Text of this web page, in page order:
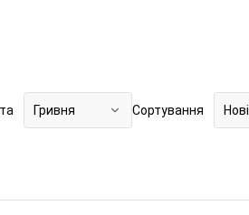
Гривня Сортування Нові